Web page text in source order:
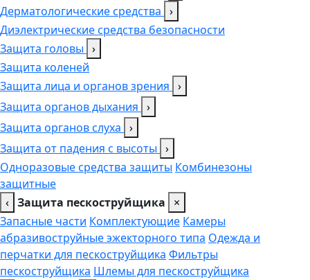
Дерматологические средства ›
Диэлектрические средства безопасности
Защита головы ›
Защита коленей
Защита лица и органов зрения ›
Защита органов дыхания ›
Защита органов слуха ›
Защита от падения с высоты ›
Одноразовые средства защиты Комбинезоны
защитные
‹ Защита пескоструйщика
×
Запасные части Комплектующие Камеры
абразивоструйные эжекторного типа Одежда и
перчатки для пескоструйщика Фильтры
пескоструйщика Шлемы для пескоструйщика